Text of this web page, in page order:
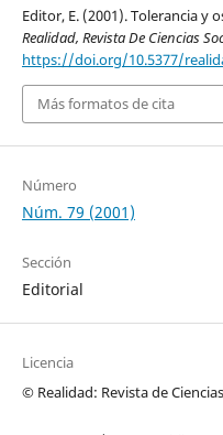
Editor, E. (2001). Tolerancia y
Realidad, Revista De Ciencias
https://doi.org/10.5377/
Más formatos de cita
Número
Núm. 79 (2001)
Sección
Editorial
Licencia
© Realidad: Revista de